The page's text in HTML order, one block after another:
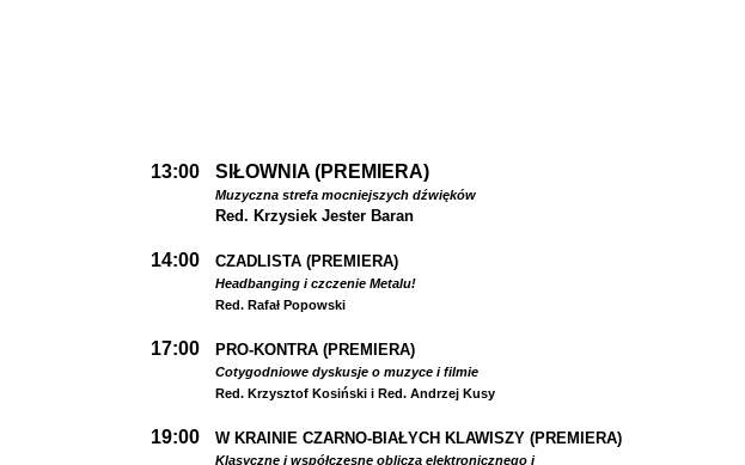
13:00 SIŁOWNIA (PREMIERA)
Muzyczna strefa mocniejszych dźwięków
Red. Krzysiek Jester Baran
14:00 CZADLISTA (PREMIERA)
Headbanging i czczenie Metalu!
Red. Rafał Popowski
17:00 PRO-KONTRA (PREMIERA)
Cotygodniowe dyskusje o muzyce i filmie
Red. Krzysztof Kosiński i Red. Andrzej Kusy
19:00 W KRAINIE CZARNO-BIAŁYCH KLAWISZY (PREMIERA)
Klasyczne i współczesne oblicza elektronicznego i